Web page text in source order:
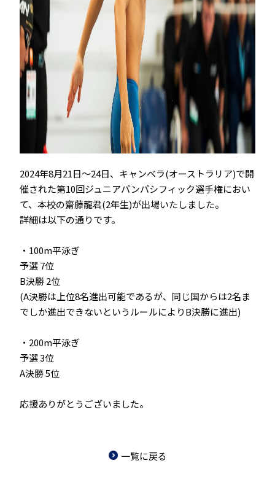
2024年8月21日～24日、キャンベラ(オーストラリア)で開
催された第10回ジュニアパンパシフィック選手権におい
て、本校の齋藤龍君(2年生)が出場いたしました。
詳細は以下の通りです。
・100m平泳ぎ
予選 7位
B決勝 2位
(A決勝は上位8名進出可能であるが、同じ国からは2名ま
でしか進出できないというルールによりB決勝に進出)
・200m平泳ぎ
予選 3位
A決勝 5位
応援ありがとうございました。
一覧に戻る